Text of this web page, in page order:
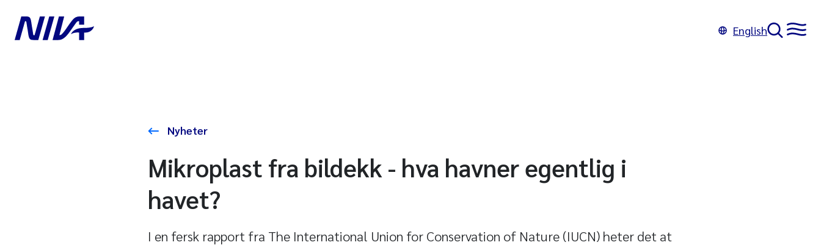
English
Nyheter
Mikroplast fra bildekk - hva havner egentlig i
havet?
I en fersk rapport fra The International Union for Conservation of Nature (IUCN) heter det at